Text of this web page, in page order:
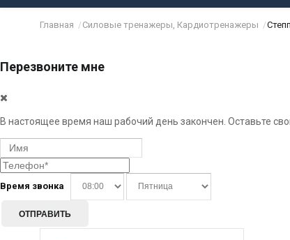
Главная / Силовые тренажеры, Кардиотренажеры /
Перезвоните мне
В настоящее время наш рабочий день закончен. Оставьте
Время звонка
ОТПРАВИТЬ